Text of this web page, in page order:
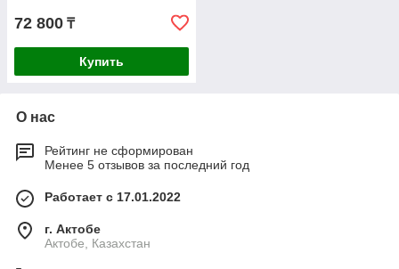
72 800 ₸
Купить
О нас
Рейтинг не сформирован
Менее 5 отзывов за последний год
Работает с 17.01.2022
г. Актобе
Актобе, Казахстан